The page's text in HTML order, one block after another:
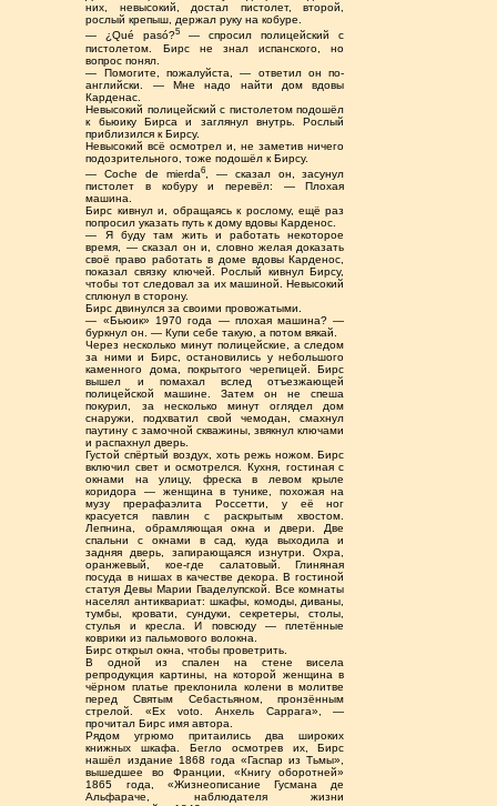
них, невысокий, достал пистолет, второй,
рослый крепыш, держал руку на кобуре.
— ¿Qué pasó?5 — спросил полицейский с
пистолетом. Бирс не знал испанского, но
вопрос понял.
— Помогите, пожалуйста, — ответил он по-
английски. — Мне надо найти дом вдовы
Карденас.
Невысокий полицейский с пистолетом подошёл
к бьюику Бирса и заглянул внутрь. Рослый
приблизился к Бирсу.
Невысокий всё осмотрел и, не заметив ничего
подозрительного, тоже подошёл к Бирсу.
— Coche de mierda6 , — сказал он, засунул
пистолет в кобуру и перевёл: — Плохая
машина.
Бирс кивнул и, обращаясь к рослому, ещё раз
попросил указать путь к дому вдовы Карденос.
— Я буду там жить и работать некоторое
время, — сказал он и, словно желая доказать
своё право работать в доме вдовы Карденос,
показал связку ключей. Рослый кивнул Бирсу,
чтобы тот следовал за их машиной. Невысокий
сплюнул в сторону.
Бирс двинулся за своими провожатыми.
— «Бьюик» 1970 года — плохая машина? —
буркнул он. — Купи себе такую, а потом вякай.
Через несколько минут полицейские, а следом
за ними и Бирс, остановились у небольшого
каменного дома, покрытого черепицей. Бирс
вышел и помахал вслед отъезжающей
полицейской машине. Затем он не спеша
покурил, за несколько минут оглядел дом
снаружи, подхватил свой чемодан, смахнул
паутину с замочной скважины, звякнул ключами
и распахнул дверь.
Густой спёртый воздух, хоть режь ножом. Бирс
включил свет и осмотрелся. Кухня, гостиная с
окнами на улицу, фреска в левом крыле
коридора — женщина в тунике, похожая на
музу прерафаэлита Россетти, у её ног
красуется павлин с раскрытым хвостом.
Лепнина, обрамляющая окна и двери. Две
спальни с окнами в сад, куда выходила и
задняя дверь, запирающаяся изнутри. Охра,
оранжевый, кое-где салатовый. Глиняная
посуда в нишах в качестве декора. В гостиной
статуя Девы Марии Гваделупской. Все комнаты
населял антиквариат: шкафы, комоды, диваны,
тумбы, кровати, сундуки, секретеры, столы,
стулья и кресла. И повсюду — плетённые
коврики из пальмового волокна.
Бирс открыл окна, чтобы проветрить.
В одной из спален на стене висела
репродукция картины, на которой женщина в
чёрном платье преклонила колени в молитве
перед Святым Себастьяном, пронзённым
стрелой. «Ex voto. Анхель Саррага», —
прочитал Бирс имя автора.
Рядом угрюмо притаились два широких
книжных шкафа. Бегло осмотрев их, Бирс
нашёл издание 1868 года «Гаспар из Тьмы»,
вышедшее во Франции, «Книгу оборотней»
1865 года, «Жизнеописание Гусмана де
Альфараче, наблюдателя жизни